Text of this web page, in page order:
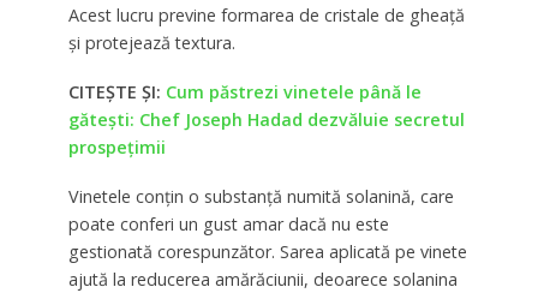
Acest lucru previne formarea de cristale de gheață
și protejează textura.
CITEȘTE ȘI: Cum păstrezi vinetele până le
gătești: Chef Joseph Hadad dezvăluie secretul
prospețimii
Vinetele conțin o substanță numită solanină, care
poate conferi un gust amar dacă nu este
gestionată corespunzător. Sarea aplicată pe vinete
ajută la reducerea amărăciunii, deoarece solanina